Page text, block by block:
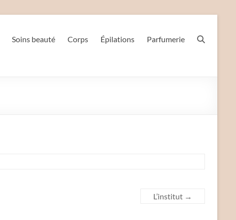
Soins beauté Corps Épilations Parfumerie
L’institut →